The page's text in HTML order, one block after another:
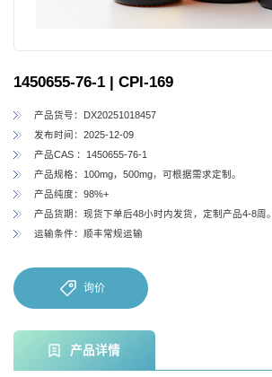
1450655-76-1 | CPI-169
产品货号：DX20251018457
发布时间：2025-12-09
产品CAS ：1450655-76-1
产品规格：100mg，500mg，可根据需求定制。
产品纯度：98%+
产品货期：现货下单后48小时内发货，定制产品4-8周。
运输条件：顺丰常规运输
询价
产品详情